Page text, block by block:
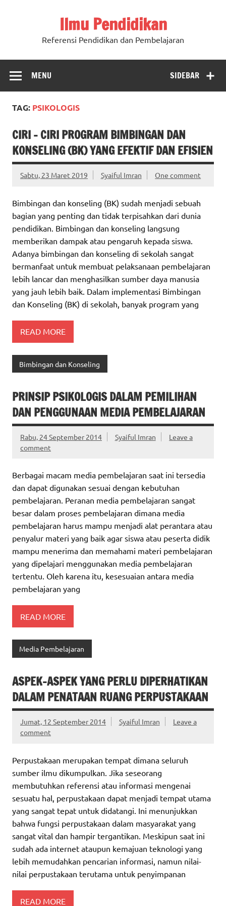
Ilmu Pendidikan
Referensi Pendidikan dan Pembelajaran
SIDEBAR
MENU
TAG: PSIKOLOGIS
CIRI – CIRI PROGRAM BIMBINGAN DAN
KONSELING (BK) YANG EFEKTIF DAN EFISIEN
Sabtu, 23 Maret 2019 Syaiful Imran One comment
Bimbingan dan konseling (BK) sudah menjadi sebuah
bagian yang penting dan tidak terpisahkan dari dunia
pendidikan. Bimbingan dan konseling langsung
memberikan dampak atau pengaruh kepada siswa.
Adanya bimbingan dan konseling di sekolah sangat
bermanfaat untuk membuat pelaksanaan pembelajaran
lebih lancar dan menghasilkan sumber daya manusia
yang jauh lebih baik. Dalam implementasi Bimbingan
dan Konseling (BK) di sekolah, banyak program yang
READ MORE
Bimbingan dan Konseling
PRINSIP PSIKOLOGIS DALAM PEMILIHAN
DAN PENGGUNAAN MEDIA PEMBELAJARAN
Rabu, 24 September 2014 Syaiful Imran
Leave a
comment
Berbagai macam media pembelajaran saat ini tersedia
dan dapat digunakan sesuai dengan kebutuhan
pembelajaran. Peranan media pembelajaran sangat
besar dalam proses pembelajaran dimana media
pembelajaran harus mampu menjadi alat perantara atau
penyalur materi yang baik agar siswa atau peserta didik
mampu menerima dan memahami materi pembelajaran
yang dipelajari menggunakan media pembelajaran
tertentu. Oleh karena itu, kesesuaian antara media
pembelajaran yang
READ MORE
Media Pembelajaran
ASPEK-ASPEK YANG PERLU DIPERHATIKAN
DALAM PENATAAN RUANG PERPUSTAKAAN
Jumat, 12 September 2014 Syaiful Imran
Leave a
comment
Perpustakaan merupakan tempat dimana seluruh
sumber ilmu dikumpulkan. Jika seseorang
membutuhkan referensi atau informasi mengenai
sesuatu hal, perpustakaan dapat menjadi tempat utama
yang sangat tepat untuk didatangi. Ini menunjukkan
bahwa fungsi perpustakaan dalam masyarakat yang
sangat vital dan hampir tergantikan. Meskipun saat ini
sudah ada internet ataupun kemajuan teknologi yang
lebih memudahkan pencarian informasi, namun nilai-
nilai perpustakaan terutama untuk penyimpanan
READ MORE